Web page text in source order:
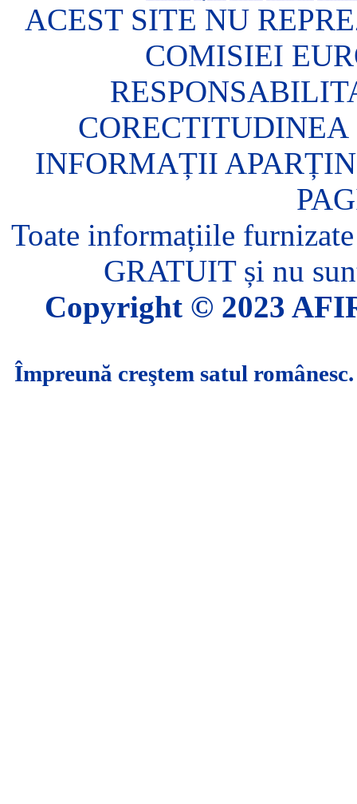
ACEST SITE NU
COMISIEI
CORECTITUDINEA
INFORMAȚII
Toate informațiile
GRATUIT și nu
Copyright © 2023
Împreună creştem satul românesc.